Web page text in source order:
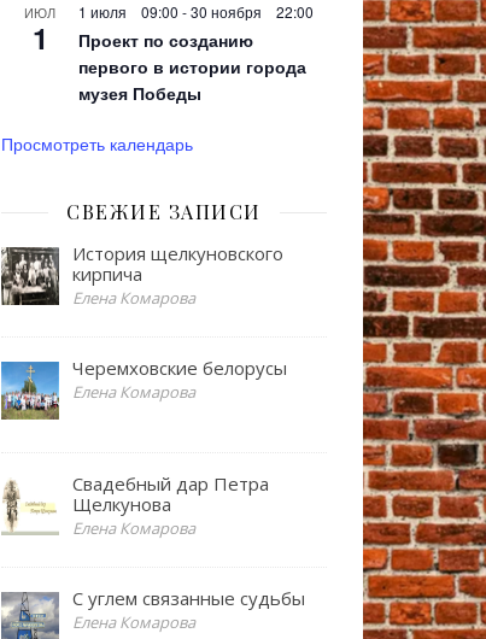
ИЮЛ
1
1 июля 09:00 -30 ноября 22:00
Проект по созданию
первого в истории города
музея Победы
Просмотреть календарь
СВЕЖИЕ ЗАПИСИ
История щелкуновского
кирпича
Елена Комарова
Черемховские белорусы
Елена Комарова
Свадебный дар Петра
Щелкунова
Елена Комарова
С углем связанные судьбы
Елена Комарова